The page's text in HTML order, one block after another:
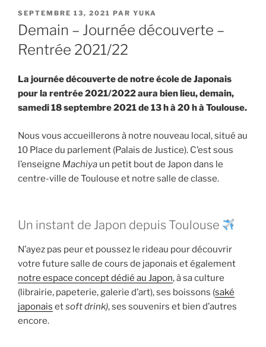
PUBLIÉ
LE
SEPTEMBRE 13, 2021 PAR YUKA
Demain – Journée découverte –
Rentrée 2021/22
La journée découverte de notre école de Japonais
pour la rentrée 2021/2022 aura bien lieu, demain,
samedi 18 septembre 2021 de 13 h à 20 h à Toulouse.
Nous vous accueillerons à notre nouveau local, situé au
10 Place du parlement (Palais de Justice). C’est sous
l’enseigne Machiya un petit bout de Japon dans le
centre-ville de Toulouse et notre salle de classe.
Un instant de Japon depuis Toulouse
N’ayez pas peur et poussez le rideau pour découvrir
votre future salle de cours de japonais et également
notre espace concept dédié au Japon, à sa culture
(librairie, papeterie, galerie d’art), ses boissons (saké
japonais etsoft drink), ses souvenirs et bien d’autres
encore.